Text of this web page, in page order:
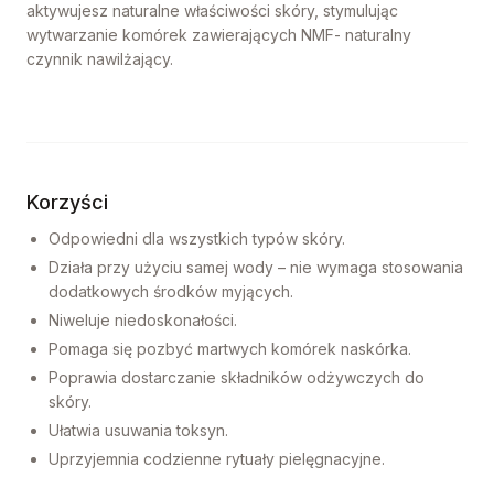
aktywujesz naturalne właściwości skóry, stymulując
wytwarzanie komórek zawierających NMF- naturalny
czynnik nawilżający.
Korzyści
Odpowiedni dla wszystkich typów skóry.
Działa przy użyciu samej wody – nie wymaga stosowania
dodatkowych środków myjących.
Niweluje niedoskonałości.
Pomaga się pozbyć martwych komórek naskórka.
Poprawia dostarczanie składników odżywczych do
skóry.
Ułatwia usuwania toksyn.
Uprzyjemnia codzienne rytuały pielęgnacyjne.